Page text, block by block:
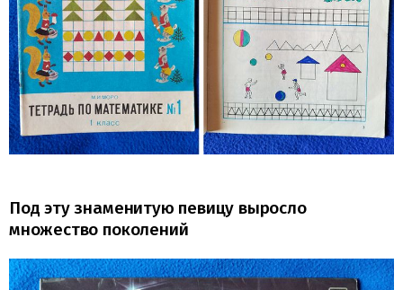
Под эту знаменитую певицу выросло
множество поколений